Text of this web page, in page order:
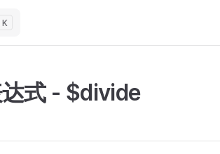
K
式 - $divide